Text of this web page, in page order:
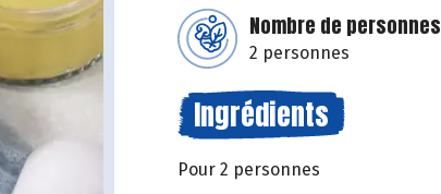
Nombre de personnes
2 personnes
Ingrédients
Pour 2 personnes